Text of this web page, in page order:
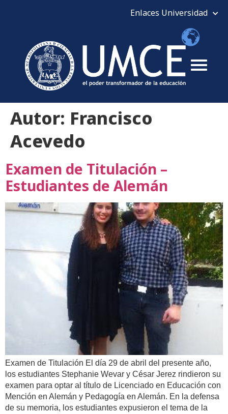
Autor: Francisco
Acevedo
Examen de Titulación –
Estudiantes de Alemán
Examen de Titulación El día 29 de abril del presente año,
los estudiantes Stephanie Wevar y César Jerez rindieron su
examen para optar al título de Licenciado en Educación con
Mención en Alemán y Pedagogía en Alemán. En la defensa
de su memoria, los estudiantes expusieron el tema de la